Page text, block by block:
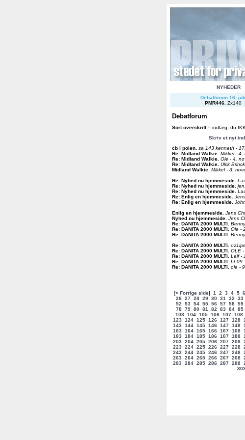
NYHEDER
Debatforum 16. juli
PMR446. Zx140
Debatforum
Sort overskrift= indlæg, du
Skriv et nyt
cb i polen sa 143 kenneth -
Re: Midland Walkie Mikkel - 4.
Re: Midland Walkie Ole - 4.
Re: Midland Walkie Ulrik
Midland Walkie Mikkel - 3.
Re: Nyhed nu hjemmeside
Re: Nyhed nu hjemmeside
Re: Nyhed nu hjemmeside
Re: Enlig en hjemmeside
Re: Enlig en hjemmeside
Enlig en hjemmeside Jens
Nyhed nu hjemmeside Jens
Re: DANITA 2000 MULTI
Re: DANITA 2000 MULTI Ole -
Re: DANITA 2000 MULTI
Re: DANITA 2000 MULTI
Re: DANITA 2000 MULTI OLE
Re: DANITA 2000 MULTI Leif -
Re: DANITA 2000 MULTI ht 09
Re: DANITA 2000 MULTI ole -
[< Forrige side] 1 2 3 4 5 6
26 27 28 29 30 31 32 33
52
53 54 55 56 57 58 59
78 79 80 81 82 83 84 85
103
104 105 106 107 108
123
124 125 126 127 128
143
144 145 146 147 148
163
164 165 166 167 168
183
184 185 186187 188
203
204 205 206 207 208
223
224 225 226 227 228
243
244 245 246 247 248
263
264 265 266 267 268
283
284 285 286 287 288
303